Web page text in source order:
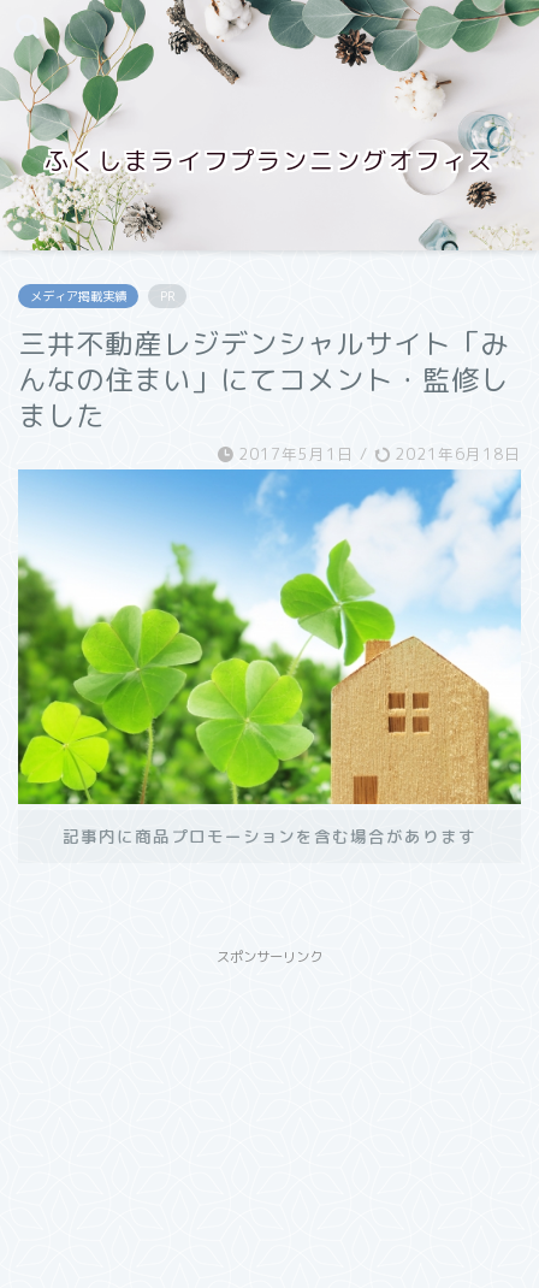
ふくしまライフプランニングオフィス
メディア掲載実績 PR
三井不動産レジデンシャルサイト「み
んなの住まい」にてコメント・監修し
ました
2017年5月1日 / 2021年6月18日
記事内に商品プロモーションを含む場合があります
スポンサーリンク